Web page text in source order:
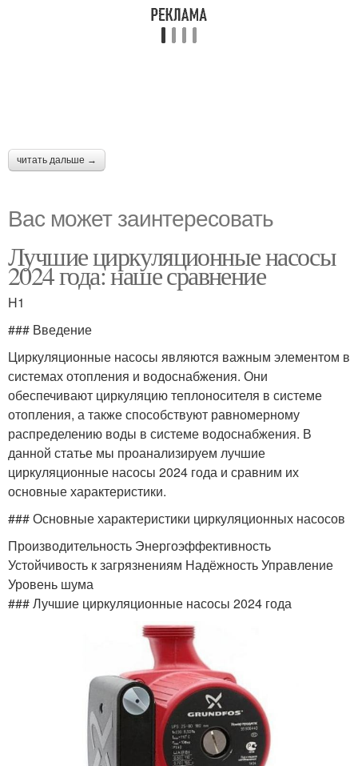
читать дальше →
Вас может заинтересовать
Лучшие циркуляционные насосы
2024 года: наше сравнение
H1
### Введение
Циркуляционные насосы являются важным элементом в
системах отопления и водоснабжения. Они
обеспечивают циркуляцию теплоносителя в системе
отопления, а также способствуют равномерному
распределению воды в системе водоснабжения. В
данной статье мы проанализируем лучшие
циркуляционные насосы 2024 года и сравним их
основные характеристики.
### Основные характеристики циркуляционных насосов
Производительность Энергоэффективность
Устойчивость к загрязнениям Надёжность Управление
Уровень шума
### Лучшие циркуляционные насосы 2024 года